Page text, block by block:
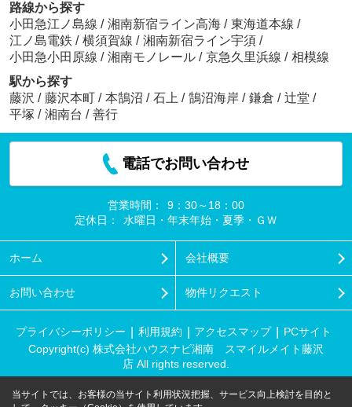
路線から探す
小田急江ノ島線 / 湘南新宿ライン高海 / 東海道本線 /
江ノ島電鉄 / 横須賀線 / 湘南新宿ライン宇須 /
小田急小田原線 / 湘南モノレール / 京急久里浜線 / 相模線
駅から探す
藤沢 / 藤沢本町 / 本鵠沼 / 石上 / 鵠沼海岸 / 鎌倉 / 辻堂 /
平塚 / 湘南台 / 善行
電話でお問い合わせ
営業時間：
9：30～18：00
定休日：
水曜日・年末年始・夏季・ＧＷ
ホーム 会社概要
お問い合わせ 物件リクエスト
プライバシーポリシー 利用規約 アクセスマップ
PCサイト
Copyright(c) 株式会社ハウスナビ湘南 スマイルメイト藤沢
店 All rights reserved.
当サイトでは、お客様の当サイト利用状況把握、サービス向上検討を目的と